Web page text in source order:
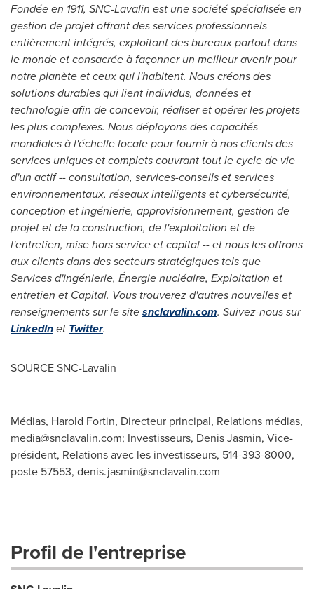
Fondée en 1911, SNC-Lavalin est une société spécialisée en
gestion de projet offrant des services professionnels
entièrement intégrés, exploitant des bureaux partout dans
le monde et consacrée à façonner un meilleur avenir pour
notre planète et ceux qui l'habitent. Nous créons des
solutions durables qui lient individus, données et
technologie afin de concevoir, réaliser et opérer les projets
les plus complexes. Nous déployons des capacités
mondiales à l'échelle locale pour fournir à nos clients des
services uniques et complets couvrant tout le cycle de vie
d'un actif -- consultation, services-conseils et services
environnementaux, réseaux intelligents et cybersécurité,
conception et ingénierie, approvisionnement, gestion de
projet et de la construction, de l'exploitation et de
l'entretien, mise hors service et capital -- et nous les offrons
aux clients dans des secteurs stratégiques tels que
Services d'ingénierie, Énergie nucléaire, Exploitation et
entretien et Capital. Vous trouverez d'autres nouvelles et
renseignements sur le sitesnclavalin.com. Suivez-nous sur
LinkedInet Twitter.
SOURCE SNC-Lavalin
Médias, Harold Fortin, Directeur principal, Relations médias,
media@snclavalin.com; Investisseurs, Denis Jasmin, Vice-
président, Relations avec les investisseurs, 514-393-8000,
poste 57553, denis.jasmin@snclavalin.com
Profil de l'entreprise